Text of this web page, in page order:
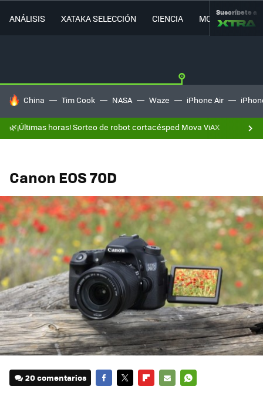
ANÁLISIS XATAKA SELECCIÓN CIENCIA MOVILIDAD
Suscríbete a
HOY SE HABLA DE
China Tim Cook NASA Waze iPhone Air
🌿¡Últimas horas! Sorteo de robot cortacésped Mova ViAX
Canon EOS 70D
20 comentarios